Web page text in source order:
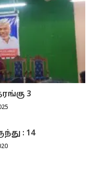
3
: 14